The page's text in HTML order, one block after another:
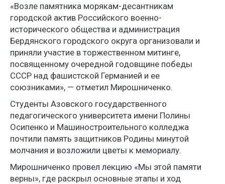
«Возле памятника морякам-десантникам
городской актив Российского военно-
исторического общества и администрация
Бердянского городского округа организовали и
приняли участие в торжественном митинге,
посвященному очередной годовщине победы
СССР над фашистской Германией и ее
союзниками», — отметил Мирошниченко.
Студенты Азовского государственного
педагогического университета имени Полины
Осипенко и Машиностроительного колледжа
почтили память защитников Родины минутой
молчания и возложили цветы к мемориалу.
Мирошниченко провел лекцию «Мы этой памяти
верны», где раскрыл основные этапы и ход